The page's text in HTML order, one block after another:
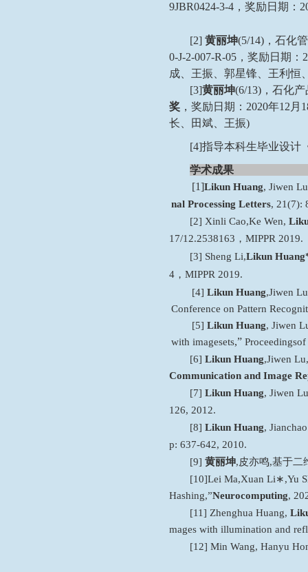
9JBR0424-3-4，奖励日期：
[2] 黄丽坤(5/14)，石化
0-J-2-007-R-05，奖励日期
成、王振、郭星锋、王利恒
[3]黄丽坤(6/13)，石化
奖 ，奖励日期：2020年12
长、田斌、王振)
[4]指导本科生毕业设计
学术成果
[1]Likun Huang, Jiwen
nal Processing Letters, 21(7):
[2] Xinli Cao,Ke Wen,
17/12.2538163，MIPPR 2019.
[3] Sheng Li,Likun Huang
4，MIPPR 2019.
[4] Likun Huang,Jiwen Lu
Conference on Pattern
[5] Likun Huang, Jiwen
with imagesets,” Proceedingsof
[6] Likun Huang,Jiwen Lu
Communication and Image
[7] Likun Huang, Jiwen Lu
126, 2012.
[8] Likun Huang,
p: 637-642, 2010.
[9] 黄丽坤,皮亦鸣,基于二
[10]Lei Ma,Xuan Li∗,Yu
Hashing,”Neurocomputing,
[11] Zhenghua Huang,
mages with illumination and
[1 2] Min Wang, Hanyu